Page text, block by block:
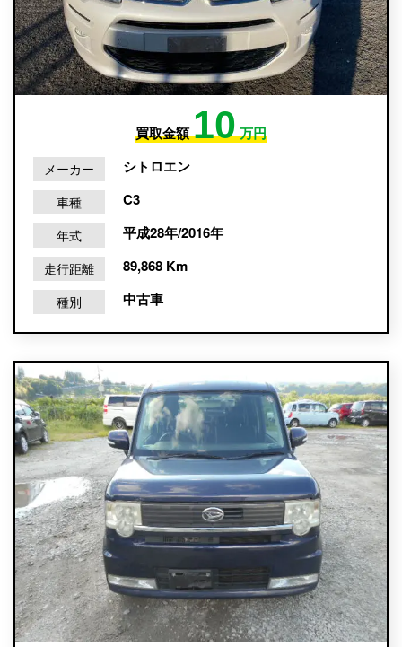
買取金額10万円
メーカー シトロエン
車種 C3
年式 平成28年/2016年
走行距離 89,868 Km
種別 中古車